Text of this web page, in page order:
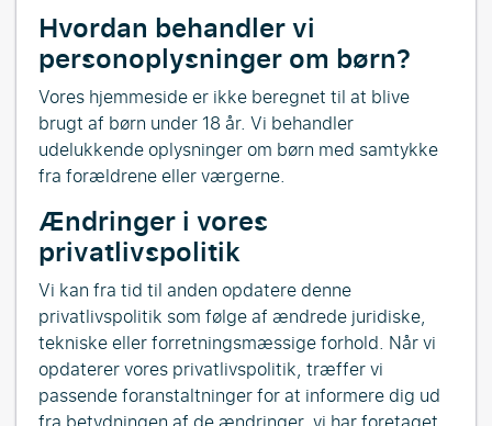
Hvordan behandler vi
personoplysninger om børn?
Vores hjemmeside er ikke beregnet til at blive
brugt af børn under 18 år. Vi behandler
udelukkende oplysninger om børn med samtykke
fra forældrene eller værgerne.
Ændringer i vores
privatlivspolitik
Vi kan fra tid til anden opdatere denne
privatlivspolitik som følge af ændrede juridiske,
tekniske eller forretningsmæssige forhold. Når vi
opdaterer vores privatlivspolitik, træffer vi
passende foranstaltninger for at informere dig ud